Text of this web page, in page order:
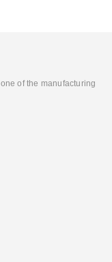
of the manufacturing